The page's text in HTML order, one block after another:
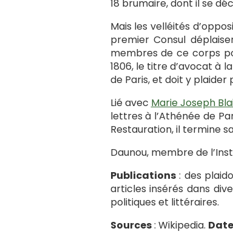
18 brumaire, dont il se
Mais les velléités
premier Consul
membres de ce corps
1806, le titre d’avocat à
de Paris, et doit y plaider
Lié avec Marie Joseph
lettres à l’Athénée de
Restauration, il termine
Daunou, membre de
Publications: des
articles insérés dans
politiques et littéraires.
Sources: Wikipedia.